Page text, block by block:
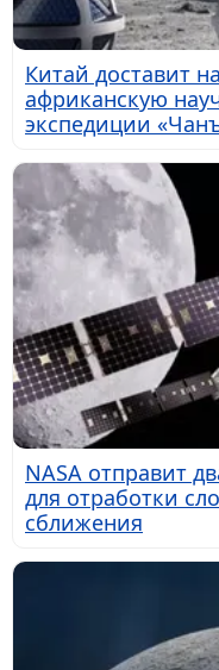
Китай доставит
африканскую
экспедиции
NASA отправит
для отработки
сближения